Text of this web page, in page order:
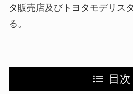
タ販売店及びトヨタモデリス
る。
目次